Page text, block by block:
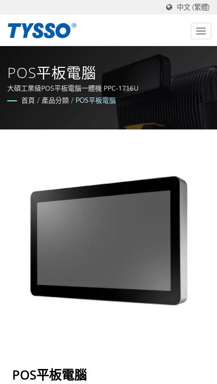
中文 (繁體)
POS平板電腦
大碩工業級POS平板電腦一體機 PPC-1716U
首頁 / 產品分類 / POS平板電腦
POS平板電腦